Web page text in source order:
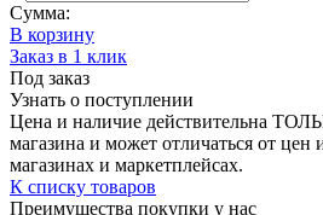
Сумма:
В корзину
Заказ в 1 клик
Под заказ
Узнать о поступлении
Цена и наличие действительна
магазина и может отличаться от
магазинах и маркетплейсах.
К списку товаров
Преимущества покупки у нас